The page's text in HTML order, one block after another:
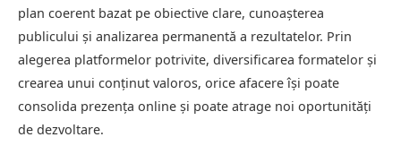
plan coerent bazat pe obiective clare, cunoașterea
publicului și analizarea permanentă a rezultatelor. Prin
alegerea platformelor potrivite, diversificarea formatelor și
crearea unui conținut valoros, orice afacere își poate
consolida prezența online și poate atrage noi oportunități
de dezvoltare.